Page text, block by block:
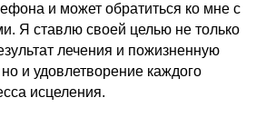
и может обратиться ко мне с
Я ставлю своей целью не только
лечения и пожизненную
и удовлетворение каждого
исцеления.